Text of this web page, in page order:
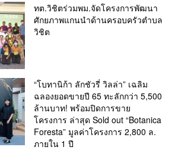
ทต.วิชิตร่วมพม.จัดโครงการพัฒนา
ศักยภาพแกนนำด้านครอบครัวตำบล
วิชิต
“โบทานิก้า ลักชัวรี่ วิลล่า” เฉลิม
ฉลองยอดขายปี 65 ทะลักกว่า 5,500
ล้านบาท! พร้อมปิดการขาย
โครงการ ล่าสุด Sold out “Botanica
Foresta” มูลค่าโครงการ 2,800 ล.
ภายใน 1 ปี